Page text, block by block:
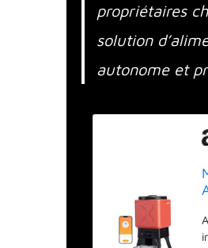
propriétaires
solution
autonome et